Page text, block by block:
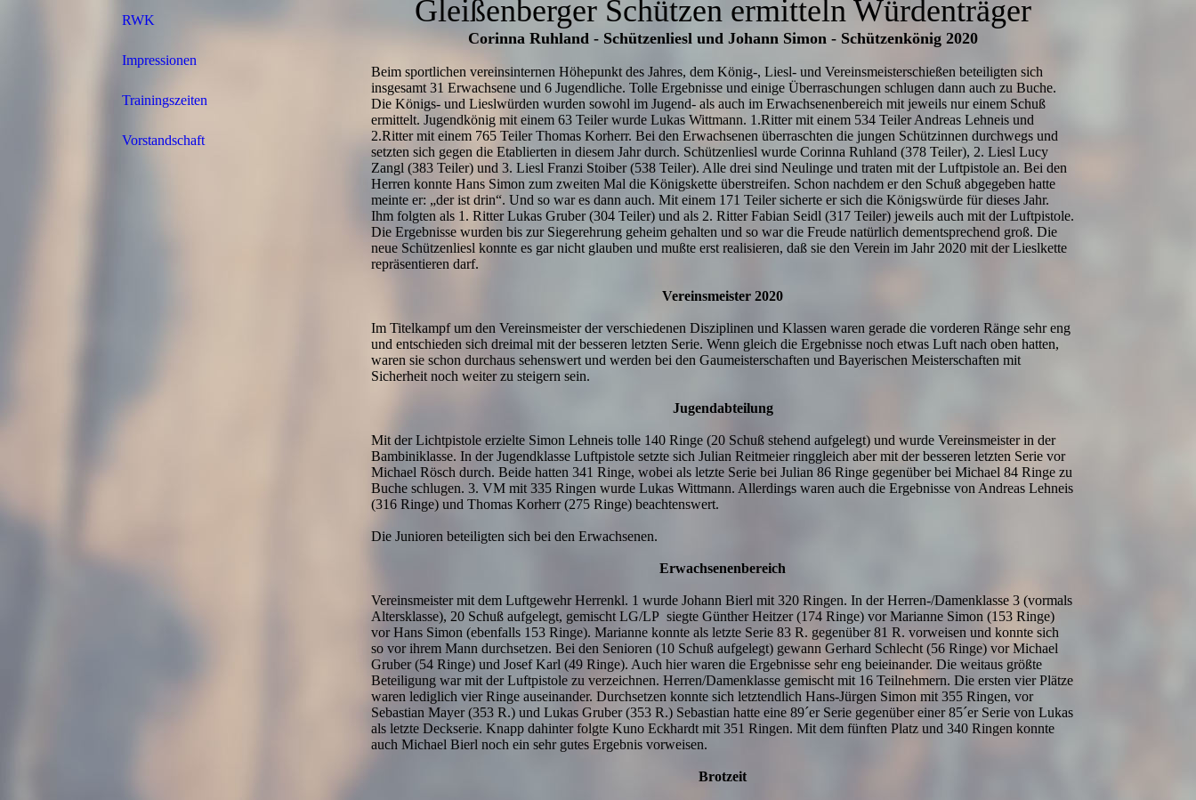
RWK
Impressionen
Trainingszeiten
Vorstandschaft
Gleißenberger Schützen ermitteln Würdenträger
Corinna Ruhland - Schützenliesl und Johann Simon - Schützenkönig 2020
Beim sportlichen vereinsinternen Höhepunkt des Jahres, dem König-, Liesl- und Vereinsmeisterschießen beteiligten sich
insgesamt 31 Erwachsene und 6 Jugendliche. Tolle Ergebnisse und einige Überraschungen schlugen dann auch zu Buche.
Die Königs- und Lieslwürden wurden sowohl im Jugend- als auch im Erwachsenenbereich mit jeweils nur einem Schuß
ermittelt. Jugendkönig mit einem 63 Teiler wurde Lukas Wittmann. 1.Ritter mit einem 534 Teiler Andreas Lehneis und
2.Ritter mit einem 765 Teiler Thomas Korherr. Bei den Erwachsenen überraschten die jungen Schützinnen durchwegs und
setzten sich gegen die Etablierten in diesem Jahr durch. Schützenliesl wurde Corinna Ruhland (378 Teiler), 2. Liesl Lucy
Zangl (383 Teiler) und 3. Liesl Franzi Stoiber (538 Teiler). Alle drei sind Neulinge und traten mit der Luftpistole an. Bei den
Herren konnte Hans Simon zum zweiten Mal die Königskette überstreifen. Schon nachdem er den Schuß abgegeben hatte
meinte er: „der ist drin“. Und so war es dann auch. Mit einem 171 Teiler sicherte er sich die Königswürde für dieses Jahr.
Ihm folgten als 1. Ritter Lukas Gruber (304 Teiler) und als 2. Ritter Fabian Seidl (317 Teiler) jeweils auch mit der Luftpistole.
Die Ergebnisse wurden bis zur Siegerehrung geheim gehalten und so war die Freude natürlich dementsprechend groß. Die
neue Schützenliesl konnte es gar nicht glauben und mußte erst realisieren, daß sie den Verein im Jahr 2020 mit der Lieslkette
repräsentieren darf.
Vereinsmeister 2020
Im Titelkampf um den Vereinsmeister der verschiedenen Disziplinen und Klassen waren gerade die vorderen Ränge sehr eng
und entschieden sich dreimal mit der besseren letzten Serie. Wenn gleich die Ergebnisse noch etwas Luft nach oben hatten,
waren sie schon durchaus sehenswert und werden bei den Gaumeisterschaften und Bayerischen Meisterschaften mit
Sicherheit noch weiter zu steigern sein.
Jugendabteilung
Mit der Lichtpistole erzielte Simon Lehneis tolle 140 Ringe (20 Schuß stehend aufgelegt) und wurde Vereinsmeister in der
Bambiniklasse. In der Jugendklasse Luftpistole setzte sich Julian Reitmeier ringgleich aber mit der besseren letzten Serie vor
Michael Rösch durch. Beide hatten 341 Ringe, wobei als letzte Serie bei Julian 86 Ringe gegenüber bei Michael 84 Ringe zu
Buche schlugen. 3. VM mit 335 Ringen wurde Lukas Wittmann. Allerdings waren auch die Ergebnisse von Andreas Lehneis
(316 Ringe) und Thomas Korherr (275 Ringe) beachtenswert.
Die Junioren beteiligten sich bei den Erwachsenen.
Erwachsenenbereich
Vereinsmeister mit dem Luftgewehr Herrenkl. 1 wurde Johann Bierl mit 320 Ringen. In der Herren-/Damenklasse 3 (vormals
Altersklasse), 20 Schuß aufgelegt, gemischt LG/LP siegte Günther Heitzer (174 Ringe) vor Marianne Simon (153 Ringe)
vor Hans Simon (ebenfalls 153 Ringe). Marianne konnte als letzte Serie 83 R. gegenüber 81 R. vorweisen und konnte sich
so vor ihrem Mann durchsetzen. Bei den Senioren (10 Schuß aufgelegt) gewann Gerhard Schlecht (56 Ringe) vor Michael
Gruber (54 Ringe) und Josef Karl (49 Ringe). Auch hier waren die Ergebnisse sehr eng beieinander. Die weitaus größte
Beteiligung war mit der Luftpistole zu verzeichnen. Herren/Damenklasse gemischt mit 16 Teilnehmern. Die ersten vier Plätze
waren lediglich vier Ringe auseinander. Durchsetzen konnte sich letztendlich Hans-Jürgen Simon mit 355 Ringen, vor
Sebastian Mayer (353 R.) und Lukas Gruber (353 R.) Sebastian hatte eine 89´er Serie gegenüber einer 85´er Serie von Lukas
als letzte Deckserie. Knapp dahinter folgte Kuno Eckhardt mit 351 Ringen. Mit dem fünften Platz und 340 Ringen konnte
auch Michael Bierl noch ein sehr gutes Ergebnis vorweisen.
Brotzeit